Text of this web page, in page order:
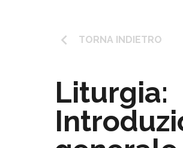
keyboard_arrow_left TORNA INDIETRO
Liturgia: